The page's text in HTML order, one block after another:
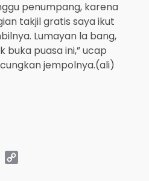
penumpang, karena
takjil gratis saya ikut
Lumayan la bang,
puasa ini,” ucap
jempolnya.(ali)
WhatsApp